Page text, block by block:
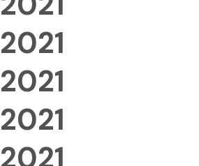
2021
2021
2021
2021